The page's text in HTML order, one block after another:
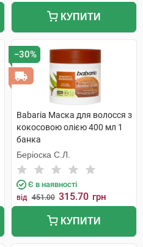
КУПИТИ
−30%
Babaria Маска для волосся з
кокосовою олією 400 мл 1
банка
Беріоска С.Л.
Є в наявності
від 451.00 315.70 грн
КУПИТИ